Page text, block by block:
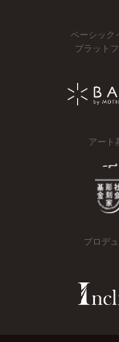
ベーシック
プラット
アート
プロデ